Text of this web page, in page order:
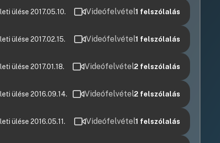
ülése 2017.05.10. Videófelvétel1 felszólalás
ülése 2017.02.15. Videófelvétel1 felszólalás
ülése 2017.01.18. Videófelvétel2 felszólalás
ülése 2016.09.14. Videófelvétel2 felszólalás
ülése 2016.05.11. Videófelvétel1 felszólalás